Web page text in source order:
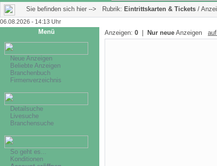
Sie befinden sich hier --> Rubrik: Eintrittskarten & Tickets /
06.08.2026 - 14:13 Uhr
Menü
Neue Anzeigen
Beliebte Anzeigen
Branchenbuch
Firmenverzeichnis
Detailsuche
Livesuche
Branchensuche
So geht es...
Konditionen
Anzeigen: 0 Nur neue Anzeigen